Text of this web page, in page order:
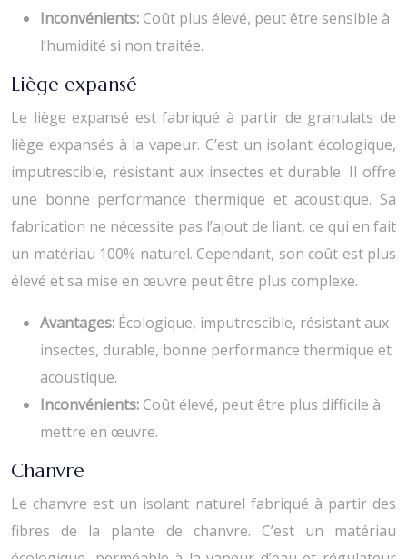
Inconvénients:Coût plus élevé, peut être sensible à
l’humidité si non traitée.
Liège expansé
Le liège expansé est fabriqué à partir de granulats de
liège expansés à la vapeur. C’est un isolant écologique,
imputrescible, résistant aux insectes et durable. Il offre
une bonne performance thermique et acoustique. Sa
fabrication ne nécessite pas l’ajout de liant, ce qui en fait
un matériau 100% naturel. Cependant, son coût est plus
élevé et sa mise en œuvre peut être plus complexe.
Avantages: Écologique, imputrescible, résistant aux
insectes, durable, bonne performance thermique et
acoustique.
Inconvénients:Coût élevé, peut être plus difficile à
mettre en œuvre.
Chanvre
Le chanvre est un isolant naturel fabriqué à partir des
fibres de la plante de chanvre. C’est un matériau